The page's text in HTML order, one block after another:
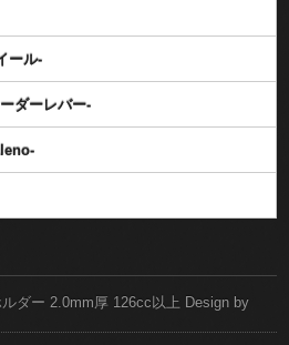
ール-
ダーレバー-
ダー 2.0mm厚 126cc以上 Design by